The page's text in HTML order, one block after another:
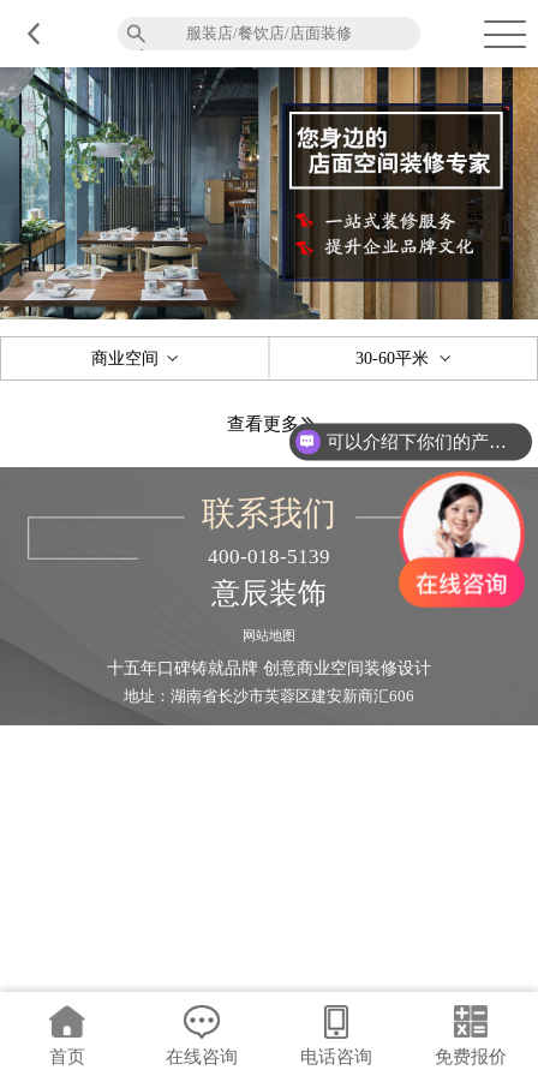
商业空间 30-60平米
查看更多
联系我们
400-018-5139
意辰装饰
网站地图
十五年口碑铸就品牌 创意商业空间装修设计
地址：湖南省长沙市芙蓉区建安新商汇606
首页 在线咨询 电话咨询 免费报价
可以介绍下你们的产品么？